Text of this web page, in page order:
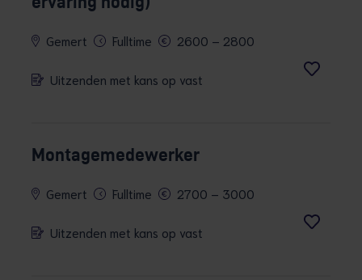
Gemert Fulltime 2600 – 2800
Uitzenden met kans op vast
Montagemedewerker
Gemert Fulltime 2700 – 3000
Uitzenden met kans op vast